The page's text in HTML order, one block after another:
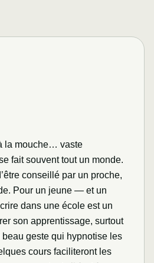
la mouche… vaste
fait souvent tout un monde.
conseillé par un proche,
Pour un jeune — et un
dans une école est un
son apprentissage, surtout
geste qui hypnotise les
cours faciliteront les